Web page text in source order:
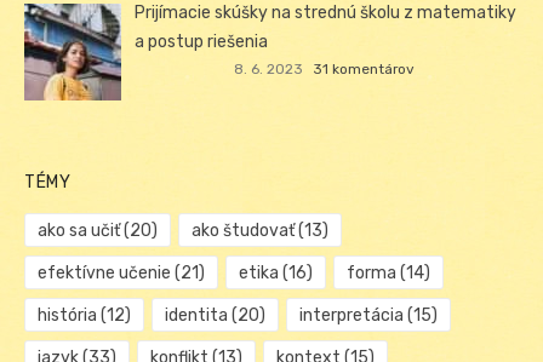
Prijímacie skúšky na strednú školu z matematiky
a postup riešenia
8. 6. 2023 31 komentárov
TÉMY
ako sa učiť(20) ako študovať(13)
efektívne učenie (21) etika (16) forma (14)
história (12) identita (20) interpretácia (15)
jazyk(33) konflikt (13) kontext (15)